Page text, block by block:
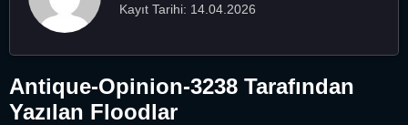
Kayıt Tarihi: 14.04.2026
Antique-Opinion-3238 Tarafından
Yazılan Floodlar